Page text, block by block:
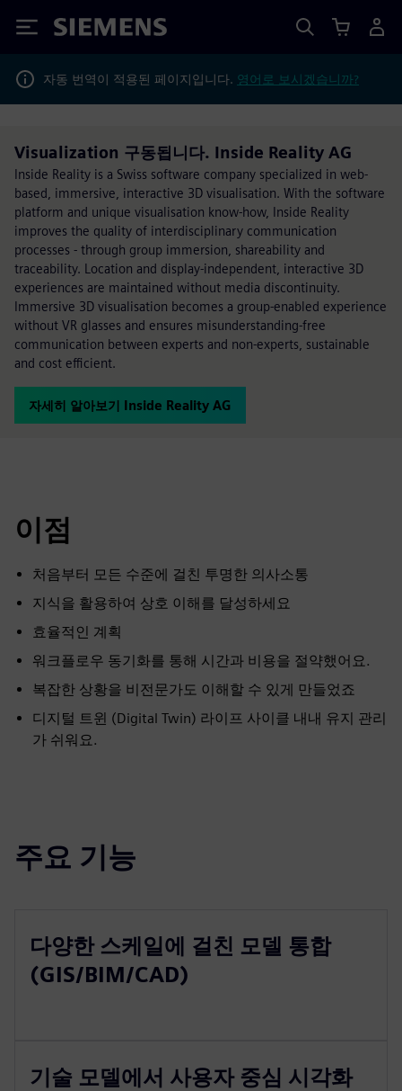
Siemens
자동 번역이 적용된 페이지입니다. 영어로 보시겠습니까?
Visualization 구동됩니다. Inside Reality AG
Inside Reality is a Swiss software company specialized in web-
based, immersive, interactive 3D visualisation. With the software
platform and unique visualisation know-how, Inside Reality
improves the quality of interdisciplinary communication
processes - through group immersion, shareability and
traceability. Location and display-independent, interactive 3D
experiences are maintained without media discontinuity.
Immersive 3D visualisation becomes a group-enabled experience
without VR glasses and ensures misunderstanding-free
communication between experts and non-experts, sustainable
and cost efficient.
자세히 알아보기 Inside Reality AG
이점
처음부터 모든 수준에 걸친 투명한 의사소통
지식을 활용하여 상호 이해를 달성하세요
효율적인 계획
워크플로우 동기화를 통해 시간과 비용을 절약했어요.
복잡한 상황을 비전문가도 이해할 수 있게 만들었죠
디지털 트윈 (Digital Twin) 라이프 사이클 내내 유지 관리
가 쉬워요.
주요 기능
다양한 스케일에 걸친 모델 통합
(GIS/BIM/CAD)
기술 모델에서 사용자 중심 시각화